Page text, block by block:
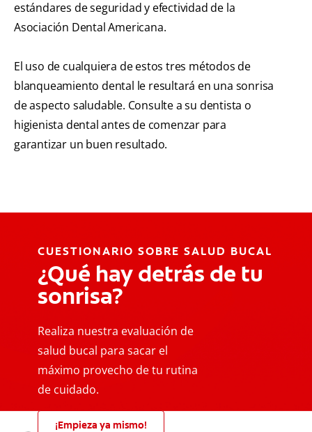
estándares de seguridad y efectividad de la
Asociación Dental Americana.
El uso de cualquiera de estos tres métodos de
blanqueamiento dental le resultará en una sonrisa
de aspecto saludable. Consulte a su dentista o
higienista dental antes de comenzar para
garantizar un buen resultado.
CUESTIONARIO SOBRE SALUD BUCAL
¿Qué hay detrás de tu
sonrisa?
Realiza nuestra evaluación de
salud bucal para sacar el
máximo provecho de tu rutina
de cuidado.
¡Empieza ya mismo!